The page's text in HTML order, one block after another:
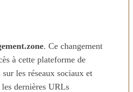
. Ce changement
à cette plateforme de
les réseaux sociaux et
dernières URLs